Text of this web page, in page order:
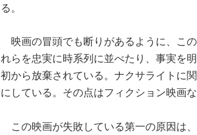
る。
映画の冒頭でも断りがあるように、こ
れらを忠実に時系列に並べたり、事実を
初から放棄されている。ナクサライトに
にしている。その点はフィクション映画な
この映画が失敗している第一の原因は